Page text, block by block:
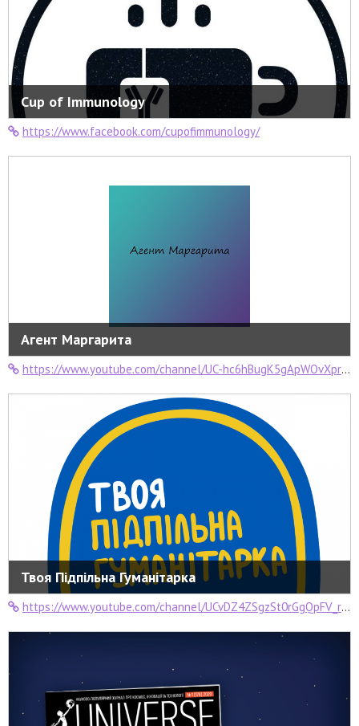
Cup of Immunology
https://www.facebook.com/cupofimmunology/
Агент Маргарита
https://www.youtube.com/channel/UC-hc6hBugK5gApWOvXpr2rg
Твоя Підпільна Гуманітарка
https://www.youtube.com/channel/UCvDZ4ZSgzSt0rGgQpFV_r-A/